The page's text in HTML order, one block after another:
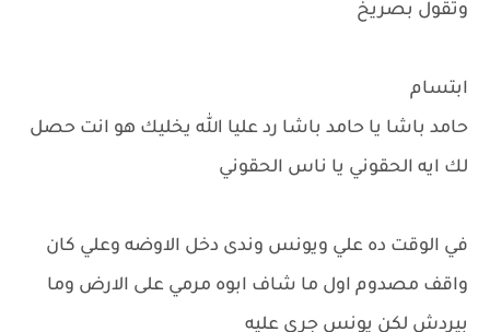
وتقول بصريخ
ابتسام
حامد باشا يا حامد باشا رد عليا الله يخليك هو انت حصل
لك ايه الحقوني يا ناس الحقوني
في الوقت ده علي ويونس وندى دخل الاوضه وعلي كان
واقف مصدوم اول ما شاف ابوه مرمي على الارض وما
بيردش لكن يونس جري عليه